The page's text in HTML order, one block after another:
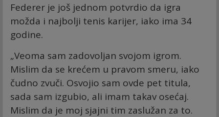
Federer je još jednom potvrdio da igra
možda i najbolji tenis karijer, iako ima 34
godine.
„Veoma sam zadovoljan svojom igrom.
Mislim da se krećem u pravom smeru, iako
čudno zvuči. Osvojio sam ovde pet titula,
sada sam izgubio, ali imam takav osećaj.
Mislim da je moj sjajni tim zaslužan za to.